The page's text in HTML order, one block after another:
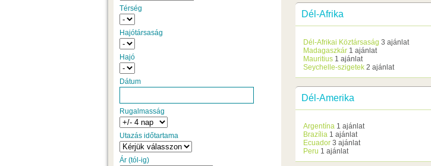
Térség
Hajótársaság
Hajó
Dátum
Rugalmasság
Utazás időtartama
Ár (tól-ig)
Dél-Afrika
Dél-Afrikai Köztársaság 3 ajánlat
Madagaszkár 1 ajánlat
Mauritius 1 ajánlat
Seychelle-szigetek 2 ajánlat
Dél-Amerika
Argentína 1 ajánlat
Brazília 1 ajánlat
Ecuador 3 ajánlat
Peru 1 ajánlat